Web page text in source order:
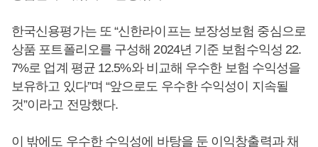
한국신용평가는 또 “신한라이프는 보장성보험 중심으로
상품 포트폴리오를 구성해 2024년 기준 보험수익성 22.
7%로 업계 평균 12.5%와 비교해 우수한 보험 수익성을
보유하고 있다”며 “앞으로도 우수한 수익성이 지속될
것”이라고 전망했다.
이 밖에도 우수한 수익성에 바탕을 둔 이익창출력과 채